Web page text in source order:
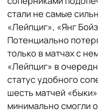
стали не самые
«Лейпциг», «Янг
Потенциально
только в матчах с
«Лейпциг» в
статус удобного
шесть матчей
минимально смогли